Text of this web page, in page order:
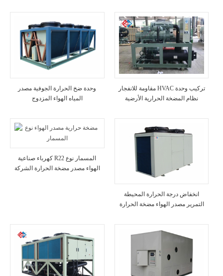
وحدة ضخ الحرارة الجوفية مصدر
المياه الهواء المزدوج
مقاومة للانفجار HVAC تركيب وحدة
نظام المضخة الحرارية الأرضية
كهرباء صناعية R22 المسمار نوع
الهواء مصدر مضخة الحرارة الشركة
انخفاض درجة الحرارة المحيطة
التمرير مصدر الهواء مضخة الحرارة